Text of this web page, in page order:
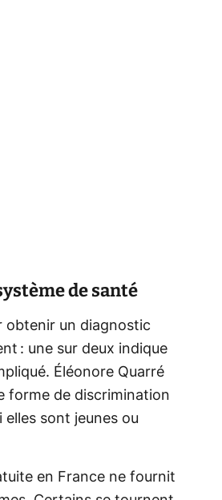
de santé
obtenir un diagnostic
: une sur deux indique
Éléonore Quarré
forme de discrimination
sont jeunes ou
en France ne fournit